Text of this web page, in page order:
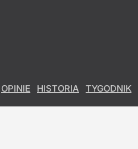
OPINIE HISTORIA TYGODNIK